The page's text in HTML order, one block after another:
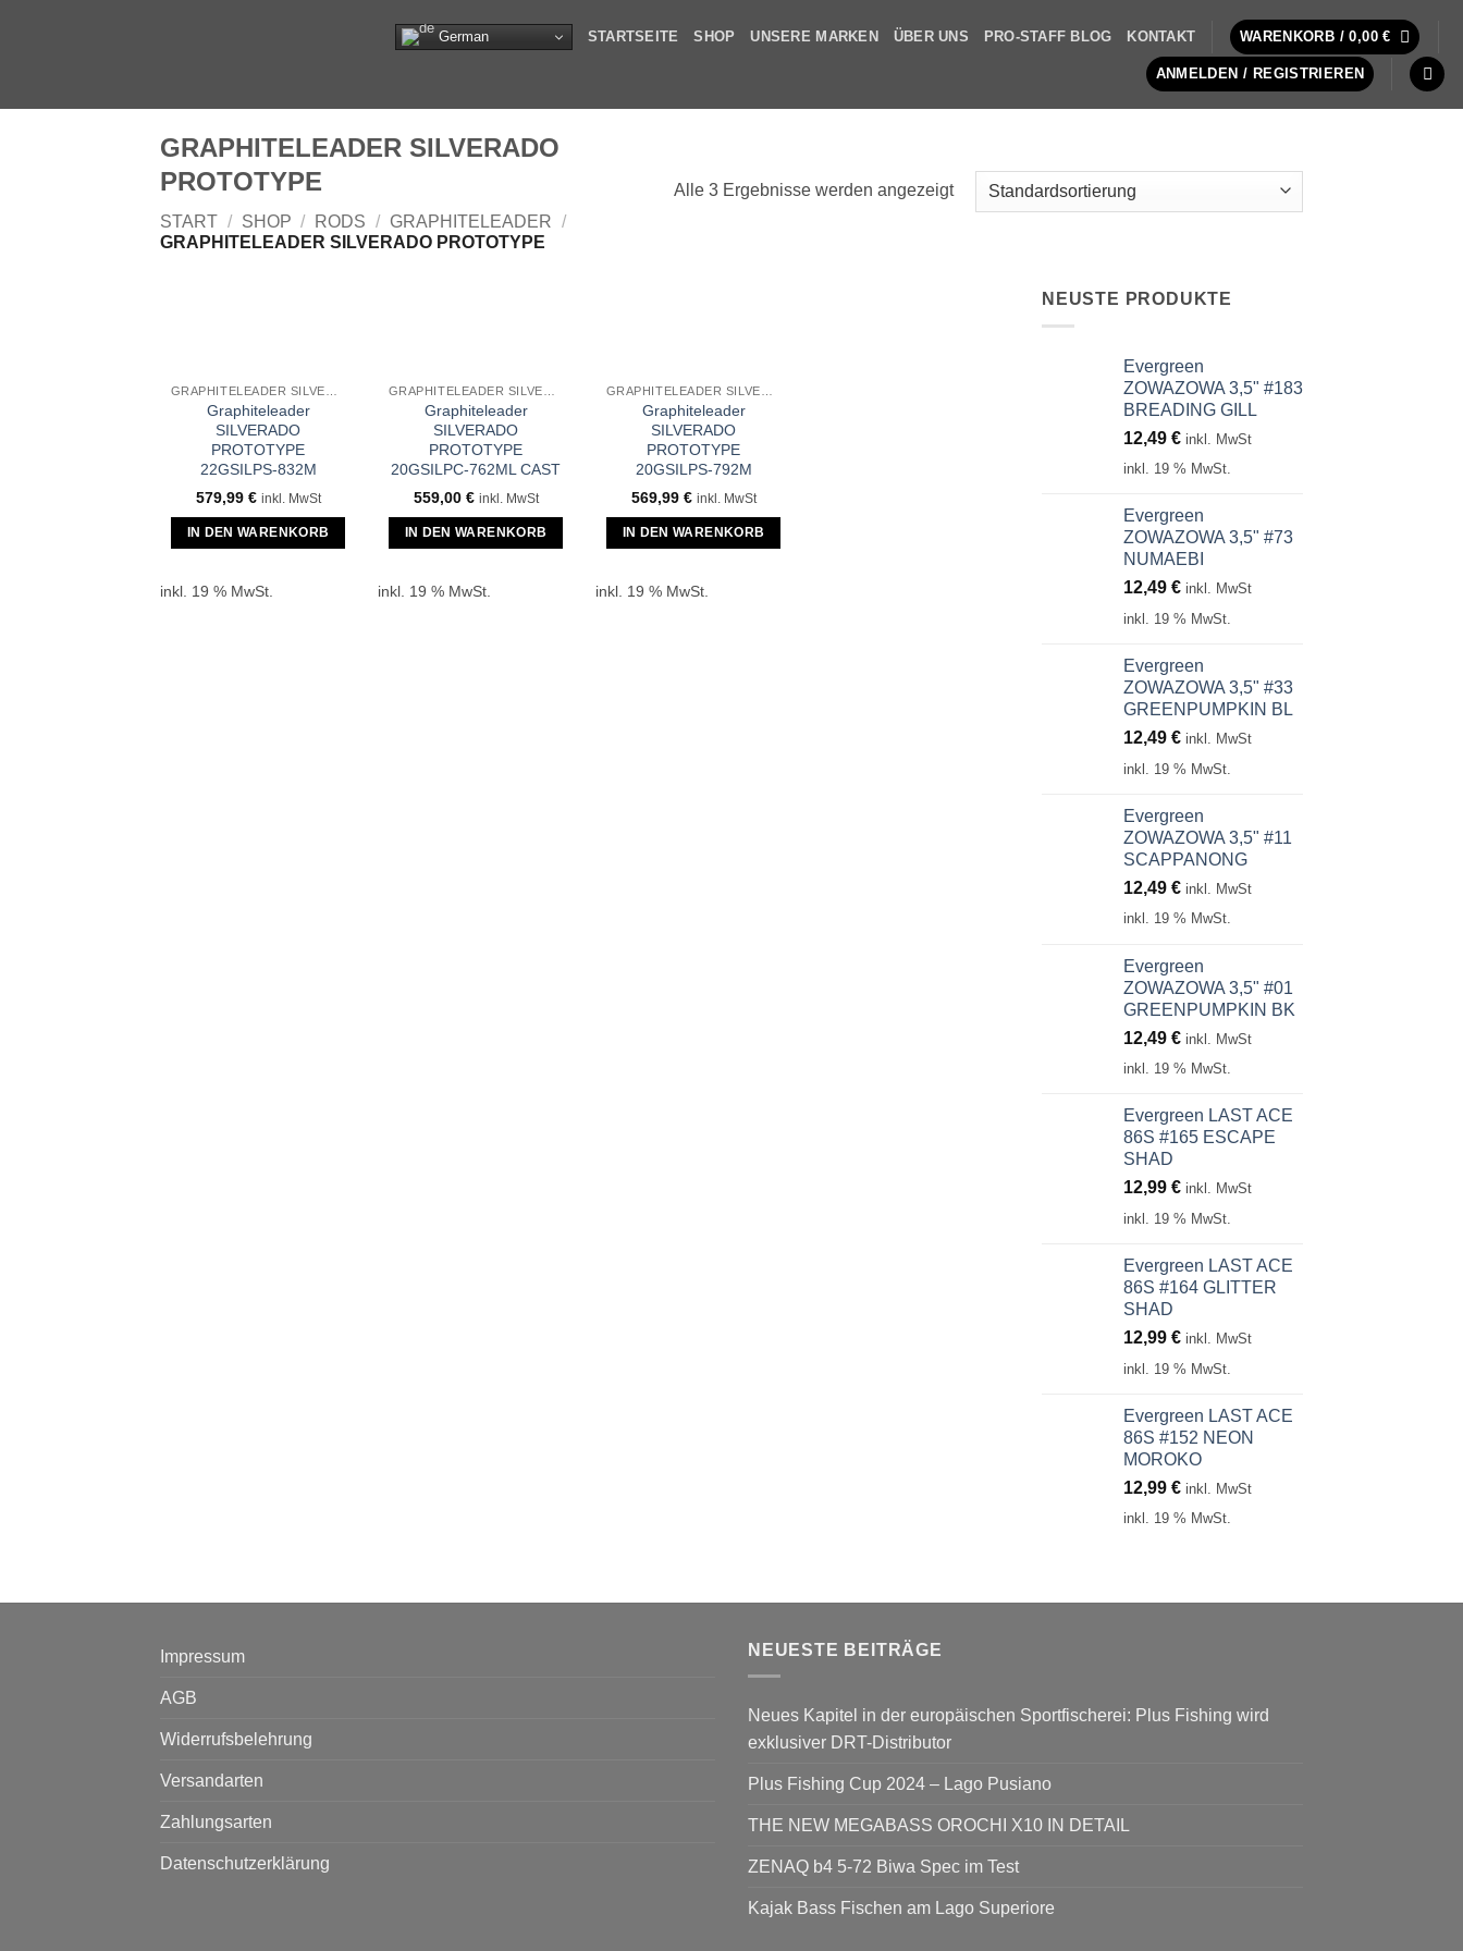
German STARTSEITE SHOP UNSERE MARKEN ÜBER UNS PRO-STAFF BLOG KONTAKT WARENKORB /0,00€
ANMELDEN / REGISTRIEREN
GRAPHITELEADER SILVERADO
PROTOTYPE
START / SHOP / RODS / GRAPHITELEADER /
GRAPHITELEADER SILVERADO PROTOTYPE
Alle 3 Ergebnisse werden angezeigt
Graphiteleader
SILVERADO
PROTOTYPE
22GSILPS-832M
579,99 € inkl. MwSt
IN DEN WARENKORB
inkl. 19 % MwSt.
Graphiteleader
SILVERADO
PROTOTYPE
20GSILPC-762ML CAST
559,00 € inkl. MwSt
IN DEN WARENKORB
inkl. 19 % MwSt.
Graphiteleader
SILVERADO
PROTOTYPE
20GSILPS-792M
569,99 € inkl. MwSt
IN DEN WARENKORB
inkl. 19 % MwSt.
NEUSTE PRODUKTE
Evergreen
ZOWAZOWA 3,5" #183
BREADING GILL
12,49 € inkl. MwSt
inkl. 19 % MwSt.
Evergreen
ZOWAZOWA 3,5" #73
NUMAEBI
12,49 € inkl. MwSt
inkl. 19 % MwSt.
Evergreen
ZOWAZOWA 3,5" #33
GREENPUMPKIN BL
12,49 € inkl. MwSt
inkl. 19 % MwSt.
Evergreen
ZOWAZOWA 3,5" #11
SCAPPANONG
12,49 € inkl. MwSt
inkl. 19 % MwSt.
Evergreen
ZOWAZOWA 3,5" #01
GREENPUMPKIN BK
12,49 € inkl. MwSt
inkl. 19 % MwSt.
Evergreen LAST ACE
86S #165 ESCAPE
SHAD
12,99 € inkl. MwSt
inkl. 19 % MwSt.
Evergreen LAST ACE
86S #164 GLITTER
SHAD
12,99 € inkl. MwSt
inkl. 19 % MwSt.
Evergreen LAST ACE
86S #152 NEON
MOROKO
12,99 € inkl. MwSt
inkl. 19 % MwSt.
Impressum
AGB
Widerrufsbelehrung
Versandarten
Zahlungsarten
Datenschutzerklärung
NEUESTE BEITRÄGE
Neues Kapitel in der europäischen Sportfischerei: Plus Fishing wird
exklusiver DRT-Distributor
Plus Fishing Cup 2024 – Lago Pusiano
THE NEW MEGABASS OROCHI X10 IN DETAIL
ZENAQ b4 5-72 Biwa Spec im Test
Kajak Bass Fischen am Lago Superiore